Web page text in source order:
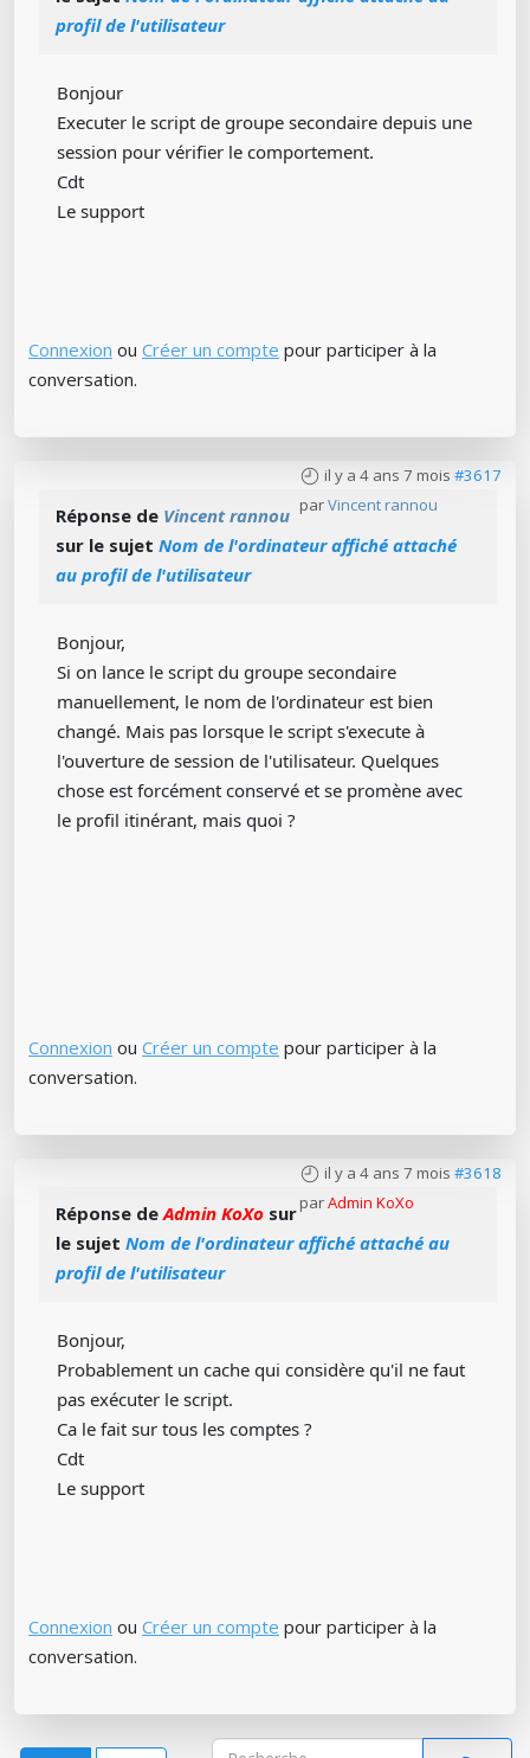
profil de l'utilisateur
Bonjour
Executer le script de groupe secondaire depuis une
session pour vérifier le comportement.
Cdt
Le support
Connexion ou Créer un compte pour participer à la
conversation.
il y a 4 ans 7 mois #3617
parVincent rannou
Réponse de Vincent rannou
sur le sujet Nom de l'ordinateur affiché attaché
au profil de l'utilisateur
Bonjour,
Si on lance le script du groupe secondaire
manuellement, le nom de l'ordinateur est bien
changé. Mais pas lorsque le script s'execute à
l'ouverture de session de l'utilisateur. Quelques
chose est forcément conservé et se promène avec
le profil itinérant, mais quoi ?
Connexion ou Créer un compte pour participer à la
conversation.
il y a 4 ans 7 mois #3618
parAdmin KoXo
Réponse deAdmin KoXo sur
le sujet Nom de l'ordinateur affiché attaché au
profil de l'utilisateur
Bonjour,
Probablement un cache qui considère qu'il ne faut
pas exécuter le script.
Ca le fait sur tous les comptes ?
Cdt
Le support
Connexion ou Créer un compte pour participer à la
conversation.